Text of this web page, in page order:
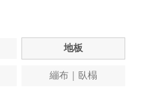
地板
繃布｜臥榻